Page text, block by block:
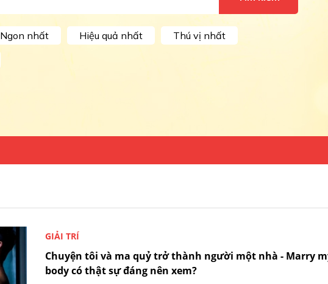
Ngon nhất Hiệu quả nhất
Thú vị nhất
GIẢI TRÍ
Chuyện tôi và ma quỷ trở thành người một nhà - Marry
body có thật sự đáng nên xem?